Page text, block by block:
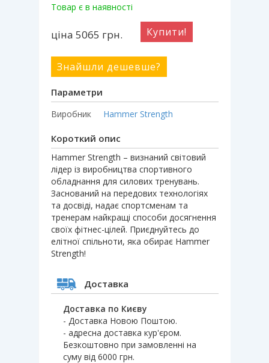
Товар є в наявності
ціна 5065 грн. Купити!
Знайшли дешевше?
Параметри
Виробник Hammer Strength
Короткий опис
Hammer Strength – визнаний світовий
лідер із виробництва спортивного
обладнання для силових тренувань.
Заснований на передових технологіях
та досвіді, надає спортсменам та
тренерам найкращі способи досягнення
своїх фітнес-цілей. Приєднуйтесь до
елітної спільноти, яка обирає Hammer
Strength!
Доставка
Доставка по Києву
- Доставка Новою Поштою.
- адресна доставка кур'єром.
Безкоштовно при замовленні на
суму від 6000 грн.